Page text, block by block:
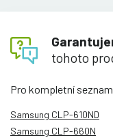
tohoto
Pro kompletní
Samsung CLP-610ND
Samsung CLP-660N